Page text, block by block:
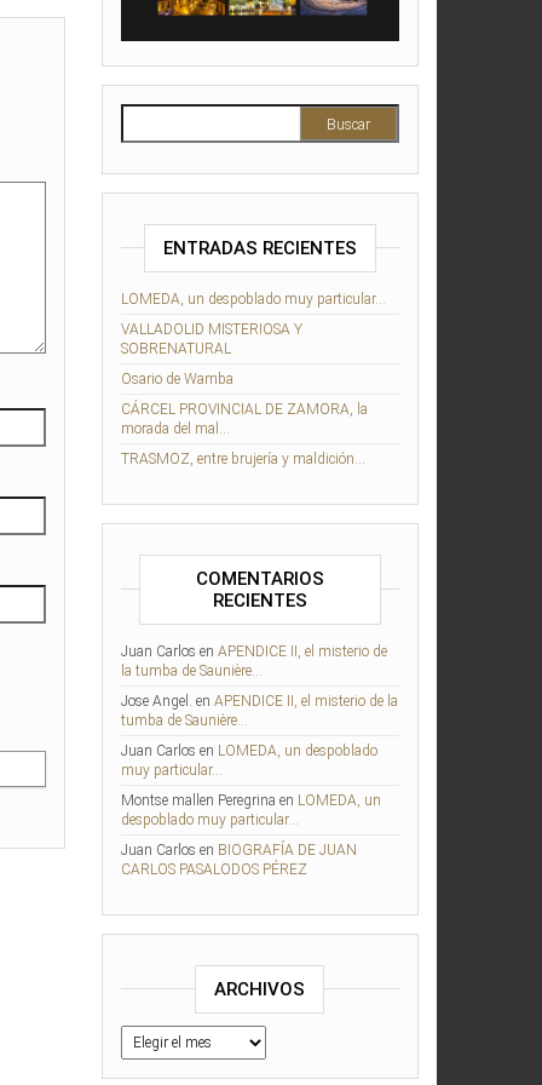
ENTRADAS RECIENTES
LOMEDA, un despoblado muy particular…
VALLADOLID MISTERIOSA Y
SOBRENATURAL
Osario de Wamba
CÁRCEL PROVINCIAL DE ZAMORA, la
morada del mal…
TRASMOZ, entre brujería y maldición…
COMENTARIOS
RECIENTES
Juan Carlos en APENDICE II, el misterio de
la tumba de Saunière…
Jose Angel. en APENDICE II, el misterio de la
tumba de Saunière…
Juan Carlos en LOMEDA, un despoblado
muy particular…
Montse mallen Peregrina en LOMEDA, un
despoblado muy particular…
Juan Carlos en BIOGRAFÍA DE JUAN
CARLOS PASALODOS PÉREZ
ARCHIVOS
Archivos